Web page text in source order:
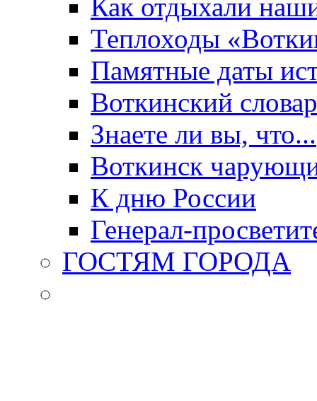
Как отдыхали
Теплоходы
Памятные даты
Воткинский
Знаете ли вы, что...
Воткинск
К дню России
Генерал-
ГОСТЯМ ГОРОДА